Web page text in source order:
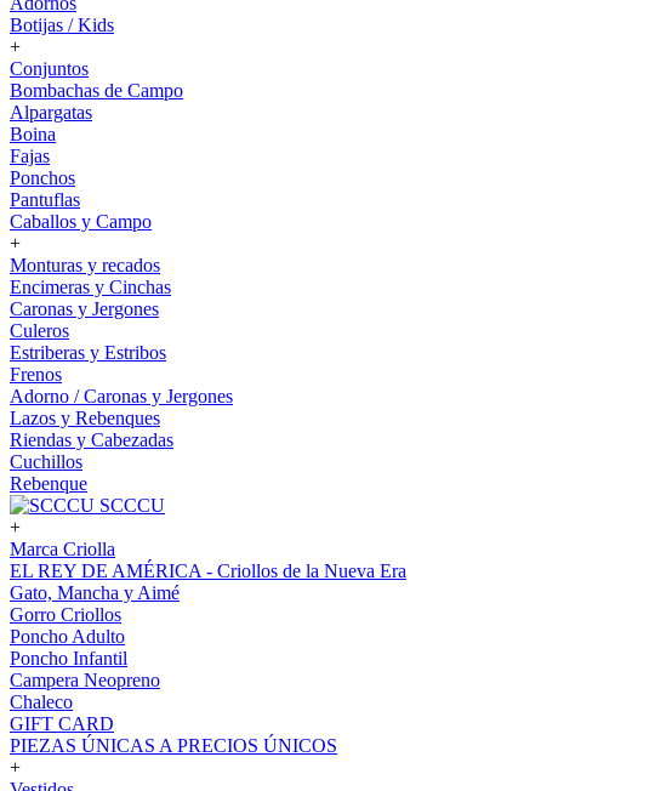
Botijas / Kids
+
Conjuntos
Bombachas de Campo
Alpargatas
Boina
Fajas
Ponchos
Pantuflas
Caballos y Campo
+
Monturas y recados
Encimeras y Cinchas
Caronas y Jergones
Culeros
Estriberas y Estribos
Frenos
Adorno / Caronas y Jergones
Lazos y Rebenques
Riendas y Cabezadas
Cuchillos
Rebenque
SCCCU
+
Marca Criolla
EL REY DE AMÉRICA - Criollos de la Nueva Era
Gato, Mancha y Aimé
Gorro Criollos
Poncho Adulto
Poncho Infantil
Campera Neopreno
Chaleco
GIFT CARD
PIEZAS ÚNICAS A PRECIOS ÚNICOS
+